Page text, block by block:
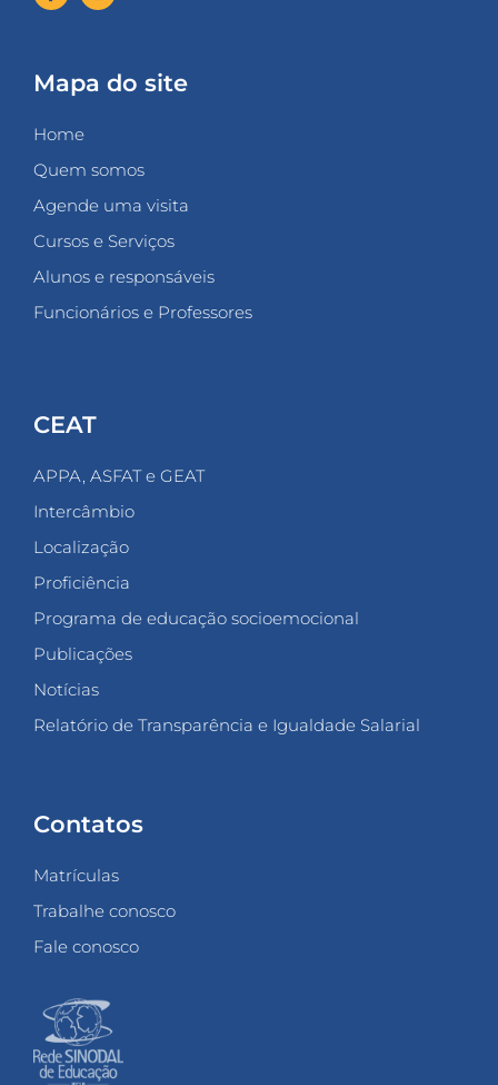
Mapa do site
Home
Quem somos
Agende uma visita
Cursos e Serviços
Alunos e responsáveis
Funcionários e Professores
CEAT
APPA, ASFAT e GEAT
Intercâmbio
Localização
Proficiência
Programa de educação socioemocional
Publicações
Notícias
Relatório de Transparência e Igualdade Salarial
Contatos
Matrículas
Trabalhe conosco
Fale conosco